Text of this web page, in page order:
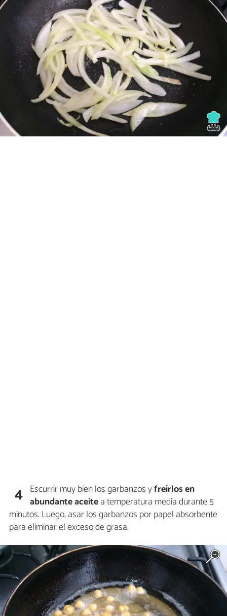
4 Escurrir muy bien los garbanzos yfreírlos en
abundante aceitea temperatura media durante 5
minutos. Luego, asar los garbanzos por papel absorbente
para eliminar el exceso de grasa.